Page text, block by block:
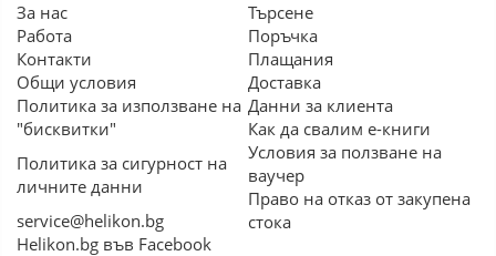
За нас
Работа
Контакти
Общи условия
Политика за използване на
"бисквитки"
Политика за сигурност на
личните данни
service@helikon.bg
Helikon.bg във Facebook
Търсене
Поръчка
Плащания
Доставка
Данни за клиента
Как да свалим е-книги
Условия за ползване на
ваучер
Право на отказ от закупена
стока